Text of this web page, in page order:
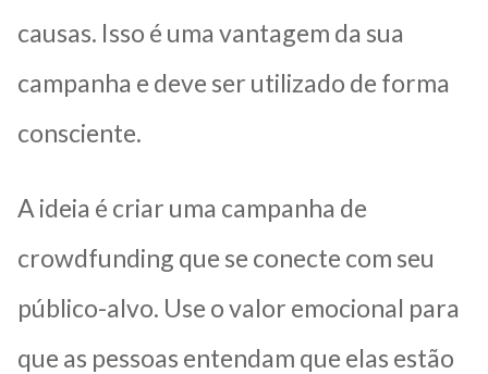
causas. Isso é uma vantagem da sua
campanha e deve ser utilizado de forma
consciente.
A ideia é criar uma campanha de
crowdfunding que se conecte com seu
público-alvo. Use o valor emocional para
que as pessoas entendam que elas estão